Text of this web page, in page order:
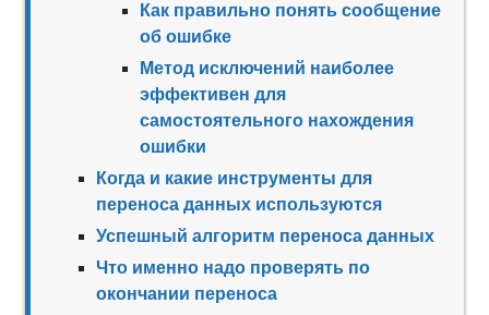
Как правильно понять сообщение
об ошибке
Метод исключений наиболее
эффективен для
самостоятельного нахождения
ошибки
Когда и какие инструменты для
переноса данных используются
Успешный алгоритм переноса данных
Что именно надо проверять по
окончании переноса